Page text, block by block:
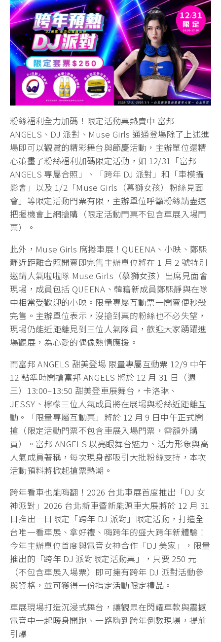
粉絲福利全力加碼！限定活動票熱賣中 富邦
ANGELS、DJ 派對、Muse Girls 通通登場除了上述進
場即可以觀賞的精彩舞台與節慶活動，主辦單位還精
心策畫了粉絲福利加碼限定活動，如 12/31「富邦
ANGELS 專屬合照」、「跨年 DJ 派對」和「車模攝
影會」以及 1/2「Muse Girls（慕獅女孩）粉絲見面
會」等限定活動門票有限，主辦單位呼籲粉絲請盡速
把握機會上網搶購（限定活動門票不包含車展入場門
票）。
此外，Muse Girls 席捲車展！QUEENA、小映、鄭熙
靜近距離合照開賣即完售主辦單位將在 1 月 2 號特別
邀請人氣啦啦隊 Muse Girls（慕獅女孩）出席見面會
現場，成員包括 QUEENA、韓籍新成員鄭熙靜與在隊
中相當受歡迎的小映。限量專屬互動票一開賣便秒殺
完售。主辦單位表示，沒搶到票的粉絲也不必失望，
現場仍能近距離見到三位人氣隊員，歡迎大家踴躍進
場觀展，為心愛的偶像熱情應援。
而富邦 ANGELS 甜美登場 限量專屬互動票 12/9 中午
12 點準時開搶富邦 ANGELS 將於 12 月 31 日（週
三）13:00–13:50 甜美登車展舞台，卡洛琳、
JESSY、檸檬三位人氣成員將在展場與粉絲近距離互
動。「限量專屬互動票」將於 12 月 9 日中午正式開
搶（限定活動門票不包含車展入場門票，需額外購
買）。富邦 ANGELS 以亮眼舞台魅力、活力形象與高
人氣成員著稱，每次現身都吸引大批粉絲支持，本次
活動預料將掀起搶票熱潮。
跨年看車也能嗨翻！2026 台北車展首度推出「DJ 女
神派對」2026 台北新車暨新能源車大展將於 12 月 31
日推出一日限定「跨年 DJ 派對」限定活動，打造全
台唯一看車展、拿好禮、嗨跨年的盛大跨年新體驗！
今年主辦單位首度與電音女神合作「DJ 美家」，限量
推出的「跨年 DJ 派對限定活動票」，只要 250 元
（不包含車展入場票）即可擁有跨年 DJ 派對活動參
與資格，並可獲得一份指定活動限定禮品。
車展現場打造沉浸式舞台，讓觀眾在閃耀車款與震撼
電音中一起暖身開跑、一路嗨到跨年倒數現場，提前
引爆